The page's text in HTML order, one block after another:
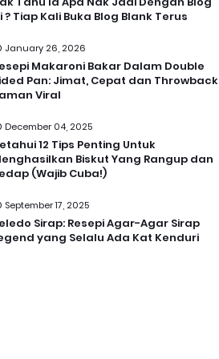
? Tiap Kali Buka Blog Blank Terus
January 26, 2026
Makaroni Bakar Dalam Double
Pan: Jimat, Cepat dan Throwback
Viral
December 04, 2025
12 Tips Penting Untuk
Biskut Yang Rangup dan
(Wajib Cuba!)
September 17, 2025
Sirap: Resepi Agar-Agar Sirap
yang Selalu Ada Kat Kenduri